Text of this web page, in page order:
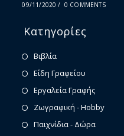
09/11/2020 / 0 COMMENTS
Κατηγορίες
Βιβλία
Είδη Γραφείου
Εργαλεία Γραφής
Ζωγραφική - Hobby
Παιχνίδια - Δώρα